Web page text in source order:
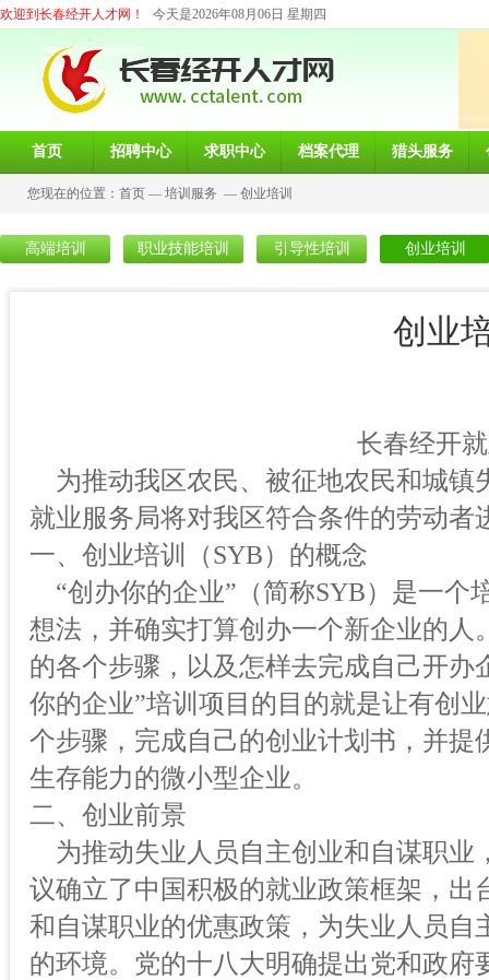
欢迎到长春经开人才网！ 今天是2026年08月06日 星期四
首页 招聘中心 求职中心 档案代理 猎头服务
您现在的位置： 首页 — 培训服务 — 创业培训
高端培训 职业技能培训 引导性培训 创业培训
创业
长春经开就业服务局
为推动我区农民、被征地农民和城镇
就业服务局将对我区符合条件的劳动
一、创业培训（SYB）的概念
“创办你的企业”（简称SYB）是一个
想法，并确实打算创办一个新企业的
的各个步骤，以及怎样去完成自己开办
你的企业”培训项目的目的就是让有创
个步骤，完成自己的创业计划书，并
生存能力的微小型企业。
二、创业前景
为推动失业人员自主创业和自谋职业
议确立了中国积极的就业政策框架，
和自谋职业的优惠政策，为失业人员
的环境。党的十八大明确提出党和政